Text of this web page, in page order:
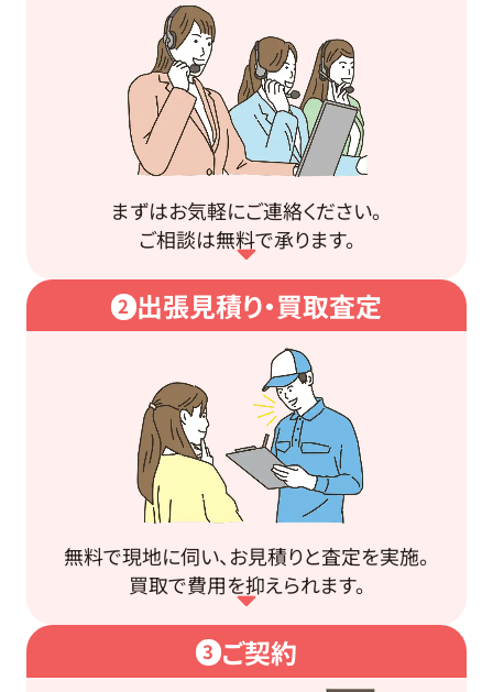
まずはお気軽にご連絡ください。
ご相談は無料で承ります。
2 出張見積り・買取査定
無料で現地に伺い、お見積りと査定を実施。
買取で費用を抑えられます。
3 ご契約